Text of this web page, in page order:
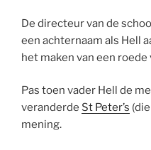
De directeur van de
een achternaam als Hell
het maken van een roede
Pas toen vader Hell de
veranderde St Peter’s
mening.